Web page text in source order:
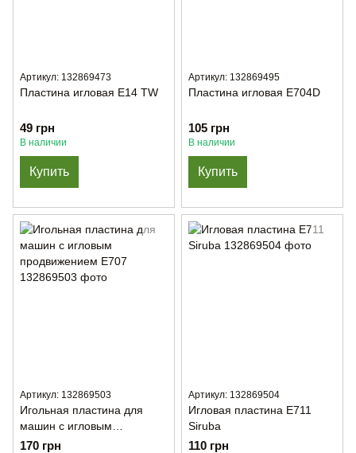
Артикул: 132869473
Пластина игловая E14 TW
49 грн
В наличии
Купить
Артикул: 132869495
Пластина игловая Е704D
105 грн
В наличии
Купить
Артикул: 132869503
Игольная пластина для
машин с игловым
продвижением Е707
170 грн
Артикул: 132869504
Игловая пластина Е711
Siruba
110 грн